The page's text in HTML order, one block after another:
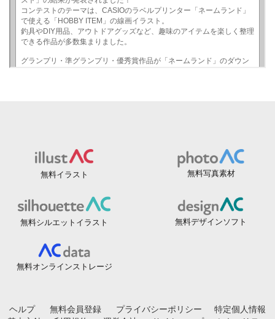
無料イラスト 無料写真素材
無料シルエットイラスト 無料デザインソフト
無料オンラインストレージ
ヘルプ 無料会員登録 プライバシーポリシー
特定個人情報